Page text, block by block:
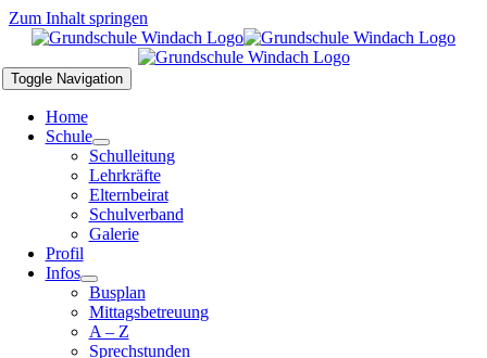
Zum Inhalt springen
Toggle Navigation
Home
Schule
Schulleitung
Lehrkräfte
Elternbeirat
Schulverband
Galerie
Profil
Infos
Busplan
Mittagsbetreuung
A – Z
Sprechstunden